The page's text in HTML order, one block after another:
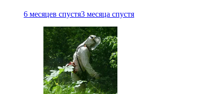
6 месяцев спустя3 месяца спустя